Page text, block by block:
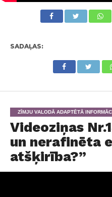
SADAĻAS:
ZĪMJU VALODĀ ADAPTĒTĀ
Videoziņas
un nerafinēta
atšķirība?”